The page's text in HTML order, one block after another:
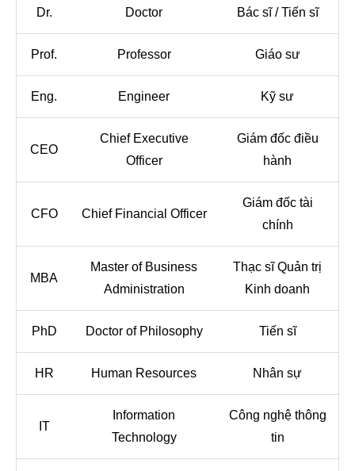
Dr. Doctor Bác sĩ / Tiến sĩ
Prof. Professor Giáo sư
Eng. Engineer Kỹ sư
CEO
Chief Executive
Officer
Giám đốc điều
hành
CFO Chief Financial Officer
Giám đốc tài
chính
MBA
Master of Business
Administration
Thạc sĩ Quản trị
Kinh doanh
PhD Doctor of Philosophy Tiến sĩ
HR Human Resources Nhân sự
IT
Information
Technology
Công nghệ thông
tin